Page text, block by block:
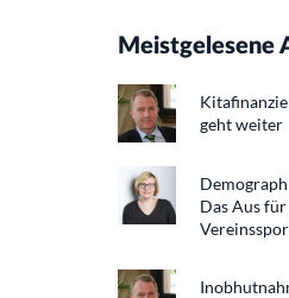
Meistgelesene
geht weiter
Das Aus für